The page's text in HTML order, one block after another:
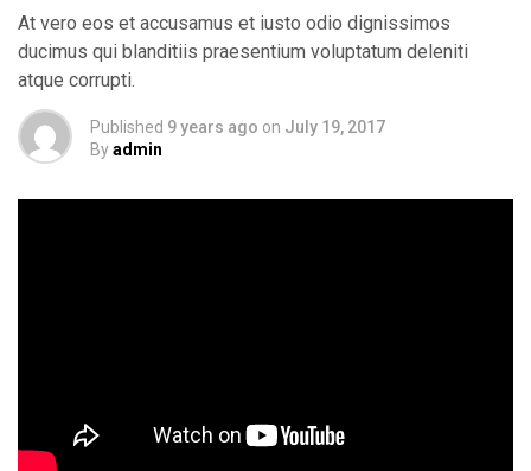
At vero eos et accusamus et iusto odio dignissimos
ducimus qui blanditiis praesentium voluptatum deleniti
atque corrupti.
Published 9 years ago on July 19, 2017
Byadmin